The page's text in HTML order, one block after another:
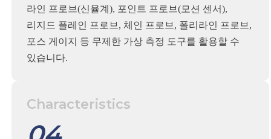
라인 프로브(신율계), 포인트 프로브(모션 센서),
리지드 플레인 프로브, 체인 프로브, 폴리라인 프로브,
포스 게이지 등 무제한 가상 측정 도구를 활용할 수
있습니다.
Characteristics